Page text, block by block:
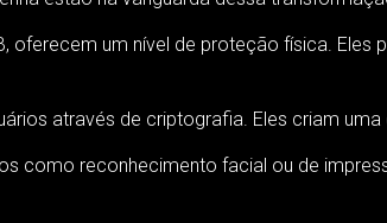
oferecem um nível de proteção física.
através de criptografia. Eles criam
como reconhecimento facial ou de